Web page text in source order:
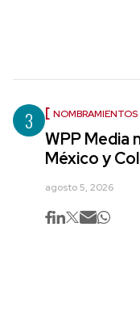
3 NOMBRAMIENTOS
WPP Media
México y
agosto 5, 2026